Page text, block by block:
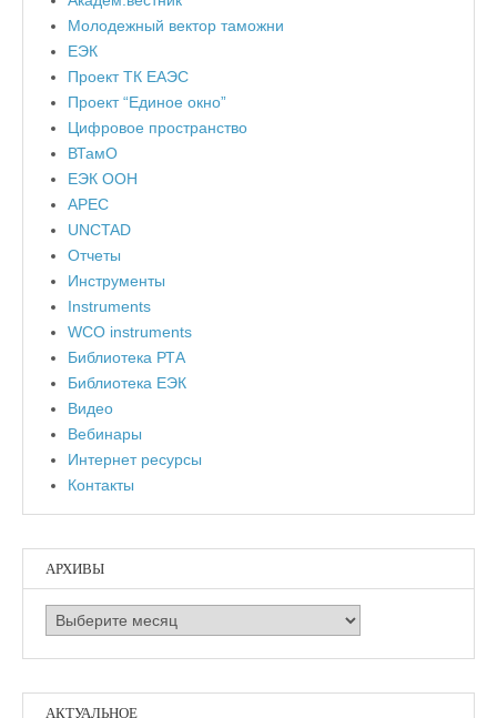
Молодежный вектор таможни
ЕЭК
Проект ТК ЕАЭС
Проект “Единое окно”
Цифровое пространство
ВТамО
ЕЭК ООН
APEC
UNCTAD
Отчеты
Инструменты
Instruments
WCO instruments
Библиотека РТА
Библиотека ЕЭК
Видео
Вебинары
Интернет ресурсы
Контакты
АРХИВЫ
Архивы
АКТУАЛЬНОЕ